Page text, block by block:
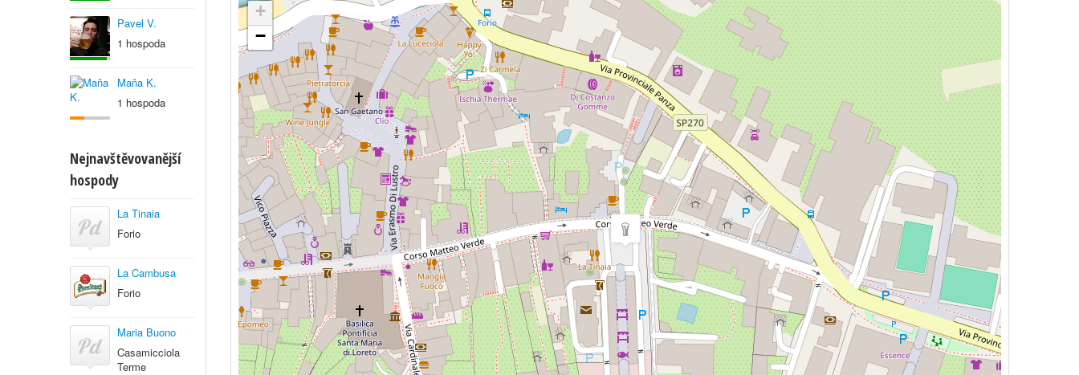
Pavel V.
1 hospoda
Maňa K.
1 hospoda
Nejnavštěvovanější
hospody
La Tinaia
Forio
La Cambusa
Forio
Maria Buono
Casamicciola
Terme
+
−